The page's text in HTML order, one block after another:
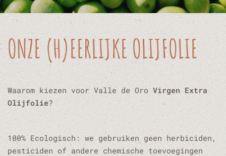
ONZE (H)EERLIJKE OLIJFOLIE
Waarom kiezen voor Valle de OroVirgen Extra
Olijfolie?
100% Ecologisch: we gebruiken geen herbiciden,
pesticiden of andere chemische toevoegingen